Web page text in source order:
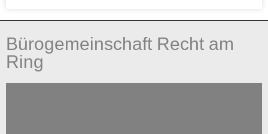
Bürogemeinschaft Recht am
Ring